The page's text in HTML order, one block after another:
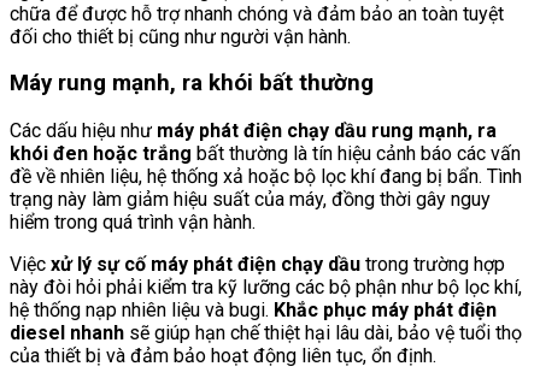
chữa để được hỗ trợ nhanh chóng và đảm bảo an toàn tuyệt
đối cho thiết bị cũng như người vận hành.
Máy rung mạnh, ra khói bất thường
Các dấu hiệu như máy phát điện chạy dầu rung mạnh, ra
khói đen hoặc trắng bất thường là tín hiệu cảnh báo các vấn
đề về nhiên liệu, hệ thống xả hoặc bộ lọc khí đang bị bẩn. Tình
trạng này làm giảm hiệu suất của máy, đồng thời gây nguy
hiểm trong quá trình vận hành.
Việc xử lý sự cố máy phát điện chạy dầu trong trường hợp
này đòi hỏi phải kiểm tra kỹ lưỡng các bộ phận như bộ lọc khí,
hệ thống nạp nhiên liệu và bugi. Khắc phục máy phát điện
diesel nhanh sẽ giúp hạn chế thiệt hại lâu dài, bảo vệ tuổi thọ
của thiết bị và đảm bảo hoạt động liên tục, ổn định.